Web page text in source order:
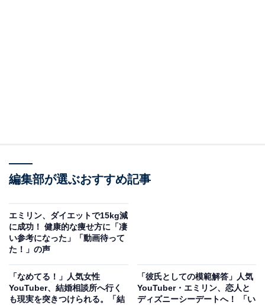
編集部が選ぶおすすめ記事
エミリン、ダイエットで15kg減
に成功！ 健康的な痩せ方に「凄
い参考になった」「動画待って
た！」の声
「なめてる！」人気女性
YouTuber、結婚相談所へ行く
も現実を突きつけられる。「結
「彼氏としての模範解答」人気
YouTuber・エミリン、恋人と
ディズニーシーデートへ！ 「い